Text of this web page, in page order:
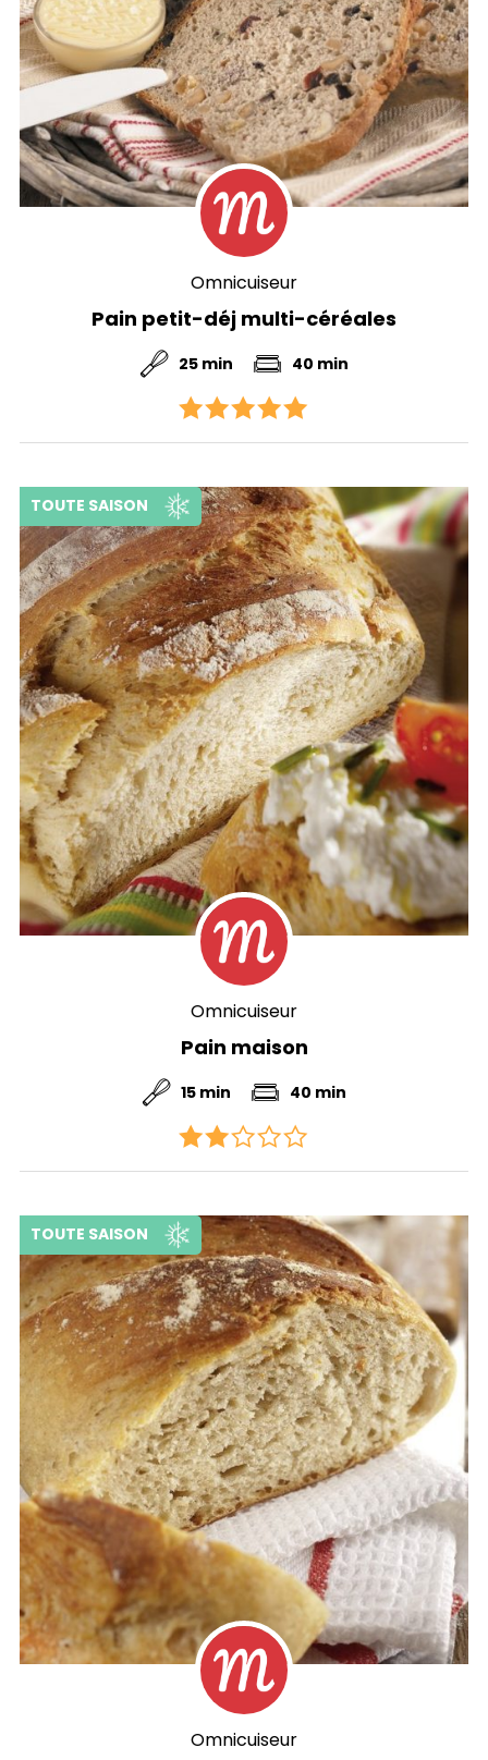
Omnicuiseur
Pain petit-déj multi-céréales
25 min 40 min
Omnicuiseur
TOUTE SAISON
Pain maison
15 min 40 min
Omnicuiseur
TOUTE SAISON